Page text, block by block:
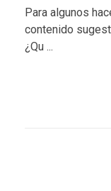
Para algunos
contenido
¿Qu ...